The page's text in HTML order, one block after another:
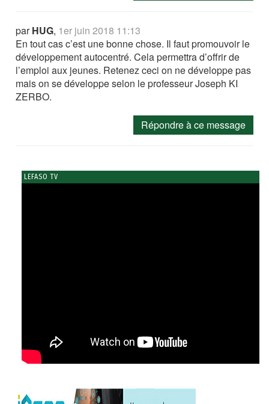
parHUG, 1er juin 2018 11:13
En tout cas c’est une bonne chose. Il faut promouvoir le
développement autocentré. Cela permettra d’offrir de
l’emploi aux jeunes. Retenez ceci on ne développe pas
mais on se développe selon le professeur Joseph KI
ZERBO.
Répondre à ce message
LEFASO TV